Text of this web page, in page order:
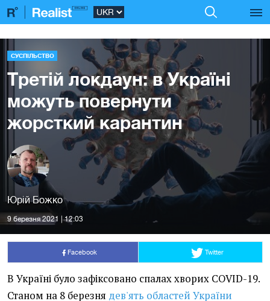
СУСПІЛЬСТВО
Третій локдаун: в Україні
можуть повернути
жорсткий карантин
Юрій Божко
9 березня 2021 | 12:03
Facebook Twitter
В Україні було зафіксовано спалах хворих COVID-19.
Станом на 8 березня дев'ять областей України